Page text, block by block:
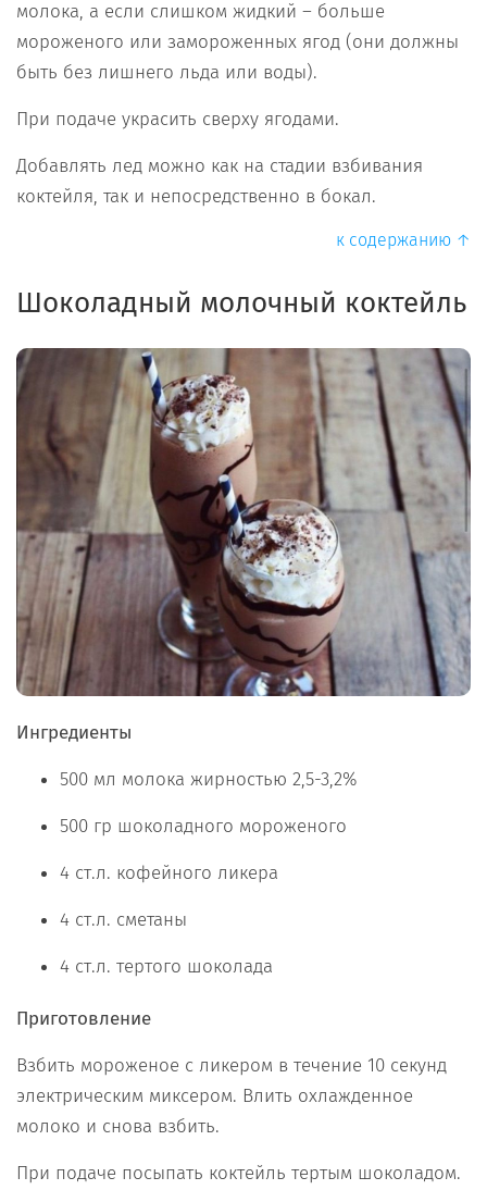
молока, а если слишком жидкий – больше
мороженого или замороженных ягод (они должны
быть без лишнего льда или воды).
При подаче украсить сверху ягодами.
Добавлять лед можно как на стадии взбивания
коктейля, так и непосредственно в бокал.
к содержанию ↑
Шоколадный молочный коктейль
Ингредиенты
500 мл молока жирностью 2,5-3,2%
500 гр шоколадного мороженого
4 ст.л. кофейного ликера
4 ст.л. сметаны
4 ст.л. тертого шоколада
Приготовление
Взбить мороженое с ликером в течение 10 секунд
электрическим миксером. Влить охлажденное
молоко и снова взбить.
При подаче посыпать коктейль тертым шоколадом.